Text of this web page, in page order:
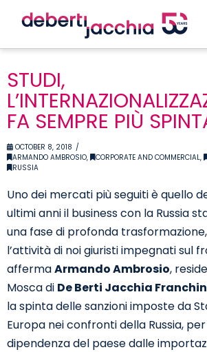
STUDI,
FA SEMPRE PIÙ
OCTOBER 8, 2018
ARMANDO AMBROSIO, CORPORATE AND COMMERCIAL,
RUSSIA
Uno dei mercati più seguiti è quello
ultimi anni il business con la Russia
una fase di profonda
l’attività di noi giuristi impegnati sul
affermaArmando Ambrosio,
Mosca di De Berti Jacchia
la spinta delle sanzioni imposte da
Europa nei confronti della Russia,
dipendenza del paese dalle